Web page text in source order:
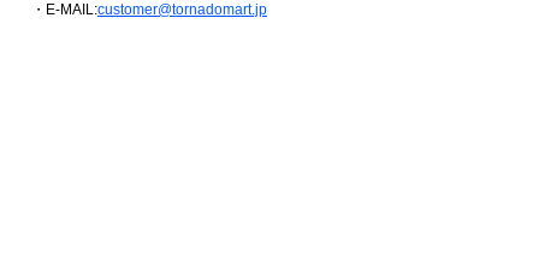
・E-MAIL:customer@tornadomart.jp